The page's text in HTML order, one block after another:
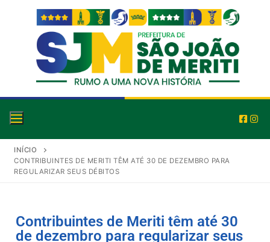
INÍCIO
CONTRIBUINTES DE MERITI TÊM ATÉ 30 DE DEZEMBRO PARA
REGULARIZAR SEUS DÉBITOS
Contribuintes de Meriti têm até 30
de dezembro para regularizar seus